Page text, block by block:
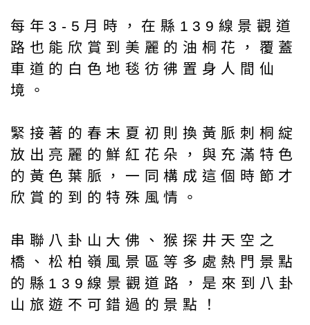
每年3-5月時，在縣139線景觀道
路也能欣賞到美麗的油桐花，覆蓋
車道的白色地毯彷彿置身人間仙
境。
緊接著的春末夏初則換黃脈刺桐綻
放出亮麗的鮮紅花朵，與充滿特色
的黃色葉脈，一同構成這個時節才
欣賞的到的特殊風情。
串聯八卦山大佛、猴探井天空之
橋、松柏嶺風景區等多處熱門景點
的縣139線景觀道路，是來到八卦
山旅遊不可錯過的景點！